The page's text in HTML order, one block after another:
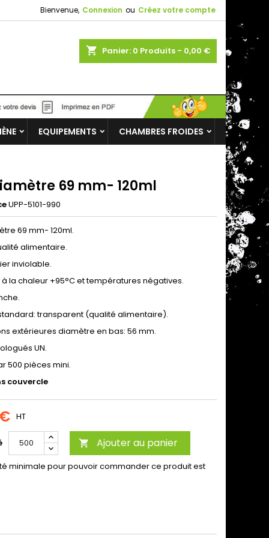
Bienvenue, Connexion ou Créez votre compte
shopping_cart Panier: 0 Produits - 0,00 €
EQUIPEMENTS CHAMBRES FROIDES
69 mm- 120ml
UPP-5101-990
69 mm- 120ml.
alimentaire.
inviolable.
à la chaleur +95°C et températures négatives.
transparent (qualité alimentaire).
extérieures diamètre en bas: 56 mm.
UN.
500 pièces mini.
couvercle
HT
 Ajouter au panier
minimale pour pouvoir commander ce produit est